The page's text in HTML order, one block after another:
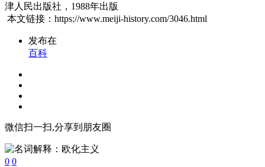
津人民出版社，1988年出版
本文链接：https://www.meiji-history.com/3046.html
发布在
百科
微信扫一扫,分享到朋友圈
0 0